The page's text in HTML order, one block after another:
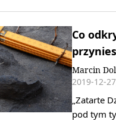
Co
Marcin
2019-12-
„Zatarte
pod tym